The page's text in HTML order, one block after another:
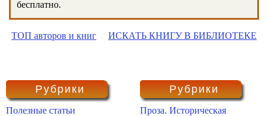
бесплатно.
ТОП авторов и книг ИСКАТЬ КНИГУ В БИБЛИОТЕКЕ
Рубрики
Полезные статьи
Рубрики
Проза. Историческая